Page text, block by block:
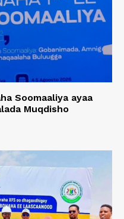
Soomaaliya ayaa
Muqdisho